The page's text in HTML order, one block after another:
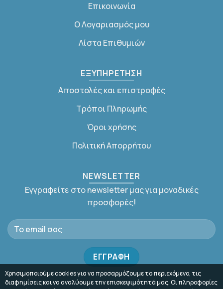
Επικοινωνία
Ο Λογαριασμός μου
Λίστα Επιθυμιών
ΕΞΥΠΗΡΕΤΗΣΗ
Αποστολές και επιστροφές
Τρόποι Πληρωμής
Όροι χρήσης
Πολιτική Απορρήτου
NEWSLETTER
Εγγραφείτε στο newsletter μας για μοναδικές
προσφορές!
Χρησιμοποιούμε cookies για να προσαρμόζουμε το περιεχόμενο, τις
διαφημίσεις και να αναλύουμε την επισκεψιμότητά μας. Οι πληροφορίες